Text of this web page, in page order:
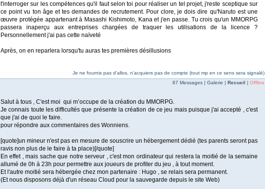
t'interroger sur les compétences qu'il faut selon toi pour réaliser un tel projet, j'reste sceptique sur
ce point vu ton âge et tes demandes de recrutement. Pour clore, je dois dire qu'Naruto est une
œuvre protégée appartenant à Masashi Kishimoto, Kana et j'en passe. Tu crois qu'un MMORPG
passera inaperçu aux entreprises chargées de traquer les utilisations de la licence ?
Personnellement j'ai pas cette naïveté
Après, on en reparlera lorsqu'tu auras tes premières désillusions
Je ne fournis pas d'allos, n'acquiers pas de compte (tout mp en ce sens sera signalé)
87 Messages | Galerie | Recueil | Offline
Salut à tous , C'est moi qui m’occupe de la création du MMORPG.
Je connais toute les difficultés que présente la création de ce jeu mais puisque j'ai accepté , c'est
que j'ai de quoi le faire.
pour répondre aux commentaires des Wonniens.
[quote]un mineur n'est pas en mesure de souscrire un hébergement dédié (tes parents seront pas
ravis non plus de le faire à ta place)[/quote]
En effet , mais sache que notre serveur , c'est mon ordinateur qui restera la moitié de la semaine
allumé de 0h à 23h pour permettre aux joueurs de profiter du jeu , à tout moment.
Et l'autre moitié sera hébergée chez mon partenaire : Hugo , se relais sera permanent.
(Et nous disposons déjà d'un réseau Cloud pour la sauvegarde depuis le site Web)